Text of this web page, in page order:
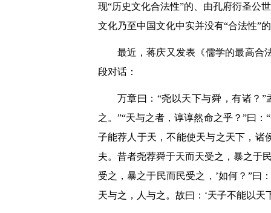
现“历史文化合法性”的、由孔府衍圣公
文化乃至中国文化中实并没有“合法性”
最近，蒋庆又发表《儒学的最高合
段对话：
万章曰：“尧以天下与舜，有诸？
之。”“天与之者，谆谆然命之乎？”曰
子能荐人于天，不能使天与之天下，诸
夫。昔者尧荐舜于天而天受之，暴之于
受之，暴之于民而民受之，’如何？”曰
天与之，人与之。故曰：‘天子不能以